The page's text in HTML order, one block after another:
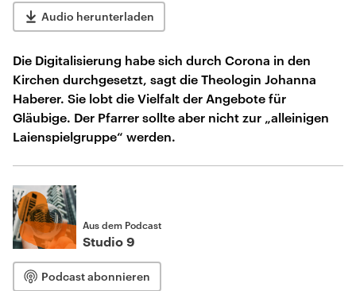
Audio herunterladen
Die Digitalisierung habe sich durch Corona in den
Kirchen durchgesetzt, sagt die Theologin Johanna
Haberer. Sie lobt die Vielfalt der Angebote für
Gläubige. Der Pfarrer sollte aber nicht zur „alleinigen
Laienspielgruppe“ werden.
Aus dem Podcast
Studio 9
Podcast abonnieren